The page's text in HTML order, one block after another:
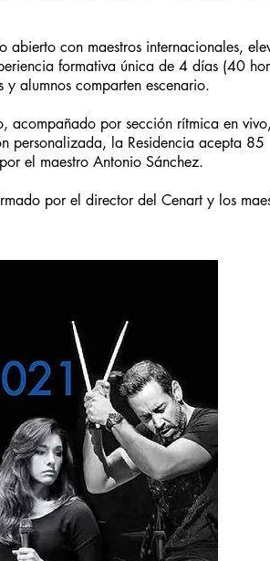
con maestros internacionales,
formativa única de 4 días (40
alumnos comparten escenario.
acompañado por sección rítmica en vivo,
personalizada, la Residencia acepta 85
el maestro Antonio Sánchez.
por el director del Cenart y los